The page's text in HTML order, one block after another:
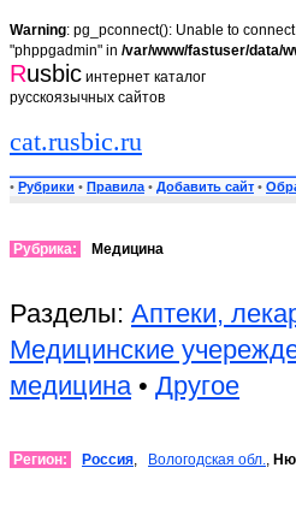
Warning: pg_pconnect(): Unable to
"phppgadmin" in /var/www/fastuser/data/
Rusbic интернет каталог
русскоязычных сайтов
cat.rusbic.ru
• Рубрики • Правила • Добавить сайт •
Рубрика: Медицина
Разделы: Аптеки,
Медицинские
медицина• Другое
Регион: Россия, Вологодская обл.,